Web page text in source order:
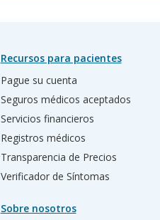
Recursos para pacientes
Pague su cuenta
Seguros médicos aceptados
Servicios financieros
Registros médicos
Transparencia de Precios
Verificador de Síntomas
Sobre nosotros